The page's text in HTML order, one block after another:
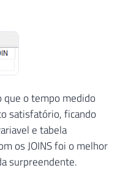
1
que o tempo medido
satisfatório, ficando
e tabela
os JOINS foi o melhor
surpreendente.